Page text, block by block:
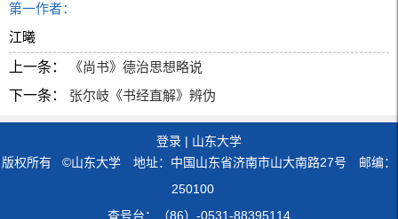
第一作者：
江曦
上一条：
《尚书》德治思想略说
下一条：
张尔岐《书经直解》辨伪
登录 | 山东大学
版权所有 ©山东大学 地址：中国山东省济南市山大南路27号 邮编：
250100
查号台：（86）-0531-88395114